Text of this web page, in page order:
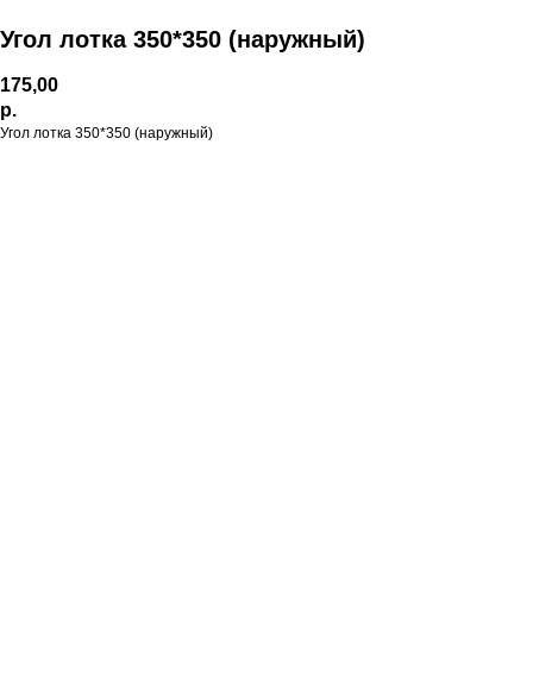
Угол лотка 350*350 (наружный)
175,00
р.
Угол лотка 350*350 (наружный)